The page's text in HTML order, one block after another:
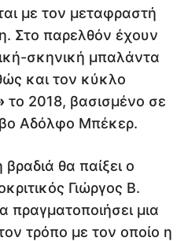
με τον μεταφραστή
Στο παρελθόν έχουν
σκηνική μπαλάντα
και τον κύκλο
το 2018, βασισμένο σε
Αδόλφο Μπέκερ.
θα παίξει ο
Γιώργος Β.
πραγματοποιήσει μια
τρόπο με τον οποίο η